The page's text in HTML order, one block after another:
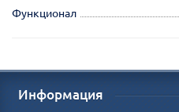
Функционал
Информация